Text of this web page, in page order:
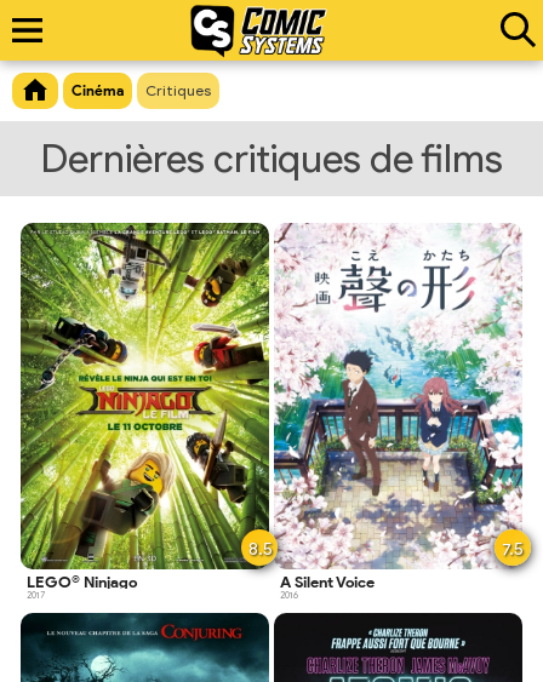
Cinéma Critiques
Dernières critiques de films
8.5
LEGO® Ninjago
2017
7.5
A Silent Voice
2016